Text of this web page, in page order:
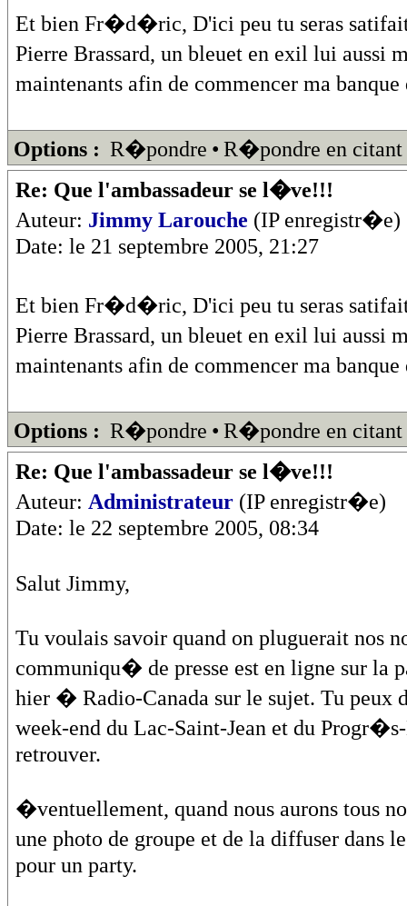
Et bien Fr�d�ric, D'ici peu tu seras
Pierre Brassard, un bleuet en exil lui
maintenants afin de commencer ma
Options : R�pondre • R�pondre en citant
Re: Que l'ambassadeur se l�ve!!!
Auteur: Jimmy Larouche (IP enregistr�e)
Date: le 21 septembre 2005, 21:27
Et bien Fr�d�ric, D'ici peu tu seras
Pierre Brassard, un bleuet en exil lui
maintenants afin de commencer ma
Options : R�pondre • R�pondre en citant
Re: Que l'ambassadeur se l�ve!!!
Auteur: Administrateur (IP enregistr�e)
Date: le 22 septembre 2005, 08:34
Salut Jimmy,
Tu voulais savoir quand on pluguerait
communiqu� de presse est en ligne sur la
hier � Radio-Canada sur le sujet. Tu
week-end du Lac-Saint-Jean et du
retrouver.
�ventuellement, quand nous aurons tous
une photo de groupe et de la diffuser
pour un party.